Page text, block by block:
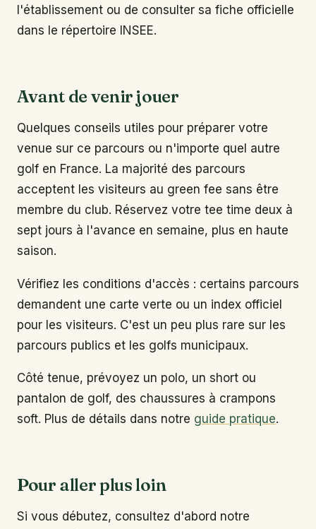
l'établissement ou de consulter sa fiche officielle
dans le répertoire INSEE.
Avant de venir jouer
Quelques conseils utiles pour préparer votre
venue sur ce parcours ou n'importe quel autre
golf en France. La majorité des parcours
acceptent les visiteurs au green fee sans être
membre du club. Réservez votre tee time deux à
sept jours à l'avance en semaine, plus en haute
saison.
Vérifiez les conditions d'accès : certains parcours
demandent une carte verte ou un index officiel
pour les visiteurs. C'est un peu plus rare sur les
parcours publics et les golfs municipaux.
Côté tenue, prévoyez un polo, un short ou
pantalon de golf, des chaussures à crampons
soft. Plus de détails dans notre guide pratique.
Pour aller plus loin
Si vous débutez, consultez d'abord notre